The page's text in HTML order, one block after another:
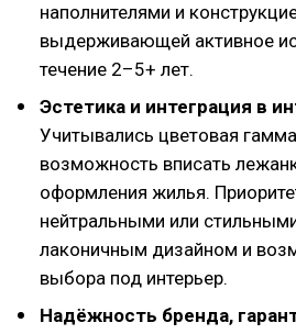
наполнителями и
выдерживающей активное
течение 2–5+ лет.
Эстетика и интеграция в
Учитывались цветовая
возможность вписать
оформления жилья.
нейтральными или
лаконичным дизайном и
выбора под интерьер.
Надёжность бренда,